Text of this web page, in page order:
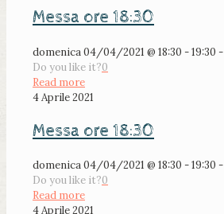
Messa ore 18:30
domenica 04/04/2021 @ 18:30 - 19:30 -
Do you like it?0
Read more
4 Aprile 2021
Messa ore 18:30
domenica 04/04/2021 @ 18:30 - 19:30 -
Do you like it?0
Read more
4 Aprile 2021